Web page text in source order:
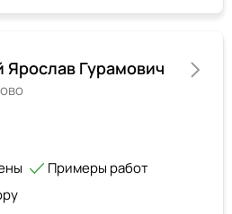
Ярослав Гурамович
Примеры работ